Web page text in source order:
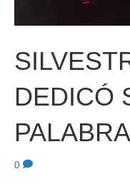
DEDICÓ
0